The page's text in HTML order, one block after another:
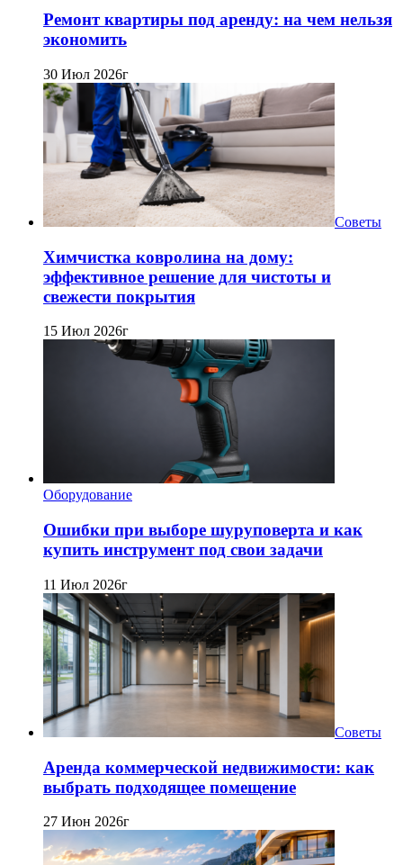
Ремонт квартиры под аренду: на чем нельзя
экономить
30 Июл 2026г
Советы
Химчистка ковролина на дому:
эффективное решение для чистоты и
свежести покрытия
15 Июл 2026г
Оборудование
Ошибки при выборе шуруповерта и как
купить инструмент под свои задачи
11 Июл 2026г
Советы
Аренда коммерческой недвижимости: как
выбрать подходящее помещение
27 Июн 2026г